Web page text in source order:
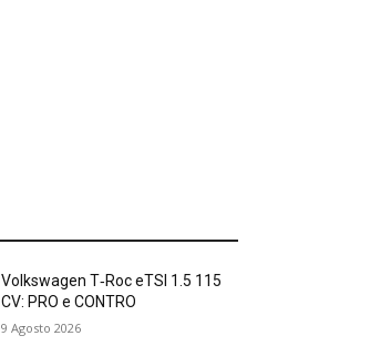
Volkswagen T‑Roc eTSI 1.5 115
CV: PRO e CONTRO
9 Agosto 2026